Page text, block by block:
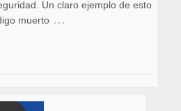
Un claro ejemplo de esto
muerto …